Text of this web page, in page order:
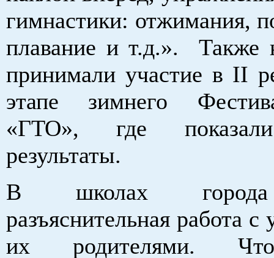
гимнастики: отжимания,
плавание и т.д.». Также
принимали участие в II
этапе зимнего
«ГТО», где
результаты.
В школах города
разъяснительная работа
их родителями.